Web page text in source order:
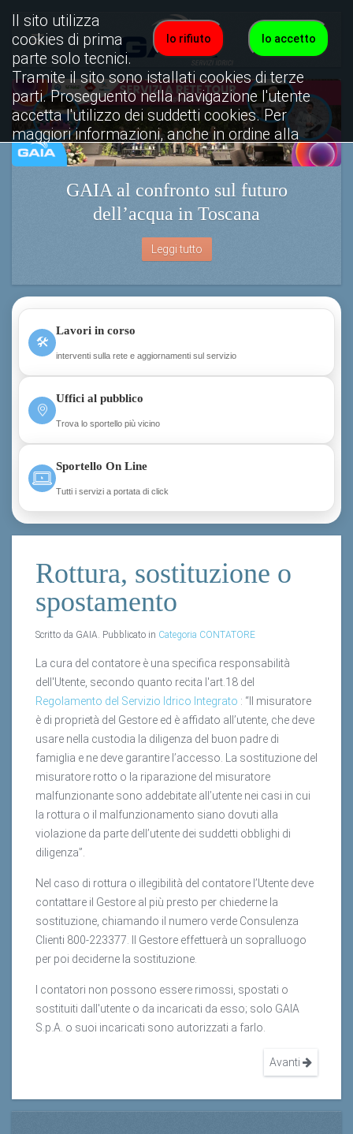
GAIA al confronto sul futuro
dell’acqua in Toscana
Leggi tutto
🛠
Lavori in corso
interventi sulla rete e aggiornamenti sul servizio
Uffici al pubblico
Trova lo sportello più vicino
Sportello On Line
Tutti i servizi a portata di click
Rottura, sostituzione o
spostamento
Scritto da GAIA. Pubblicato in Categoria CONTATORE
La cura del contatore è una specifica responsabilità
dell'Utente, secondo quanto recita l'art.18 del
Regolamento del Servizio Idrico Integrato : “Il misuratore
è di proprietà del Gestore ed è affidato all’utente, che deve
usare nella custodia la diligenza del buon padre di
famiglia e ne deve garantire l’accesso. La sostituzione del
misuratore rotto o la riparazione del misuratore
malfunzionante sono addebitate all’utente nei casi in cui
la rottura o il malfunzionamento siano dovuti alla
violazione da parte dell’utente dei suddetti obblighi di
diligenza”.
Nel caso di rottura o illegibilità del contatore l’Utente deve
contattare il Gestore al più presto per chiederne la
sostituzione, chiamando il numero verde Consulenza
Clienti 800-223377. Il Gestore effettuerà un sopralluogo
per poi deciderne la sostituzione.
I contatori non possono essere rimossi, spostati o
sostituiti dall'utente o da incaricati da esso; solo GAIA
S.p.A. o suoi incaricati sono autorizzati a farlo.
Avanti
Io accetto
Io rifiuto
Il sito utilizza
cookies di prima
parte solo tecnici.
Tramite il sito sono istallati cookies di terze
parti. Proseguento nella navigazione l'utente
accetta l'utilizzo dei suddetti cookies. Per
maggiori informazioni, anche in ordine alla
disattivazione, è possibile consultare
l'informativa cookies completa.
Visualizza informativa completa.